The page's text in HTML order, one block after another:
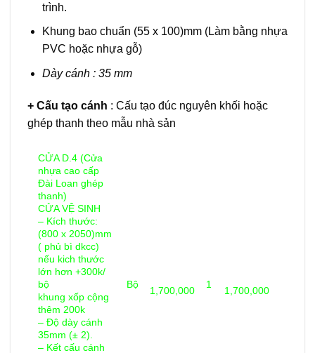
trình.
Khung bao chuẩn (55 x 100)mm (Làm bằng nhựa
PVC hoặc nhựa gỗ)
Dày cánh : 35 mm
+ Cấu tạo cánh : Cấu tạo đúc nguyên khối hoặc
ghép thanh theo mẫu nhà sản
CỬA D.4 (Cửa
nhựa cao cấp
Đài Loan ghép
thanh)
CỬA VỆ SINH
– Kích thước:
(800 x 2050)mm
( phủ bì dkcc)
nếu kich thước
lớn hơn +300k/
bộ
khung xốp cộng
thêm 200k
– Độ dày cánh
35mm (± 2).
– Kết cấu cánh
Bộ
1,700,000
1
1,700,000